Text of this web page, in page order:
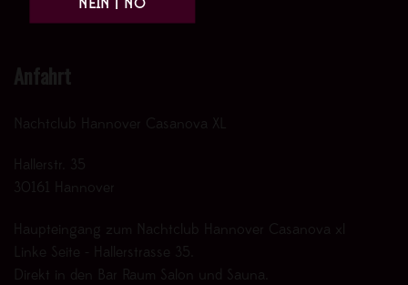
Anfahrt
Nachtclub Hannover Casanova XL
Hallerstr. 35
30161 Hannover
Haupteingang zum Nachtclub Hannover Casanova xl
Linke Seite - Hallerstrasse 35.
Direkt in den Bar Raum Salon und Sauna.